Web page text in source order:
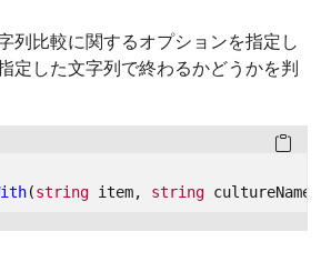
列比較に関するオプションを指定し
定した文字列で終わるかどうかを判
(string item, string cultureName